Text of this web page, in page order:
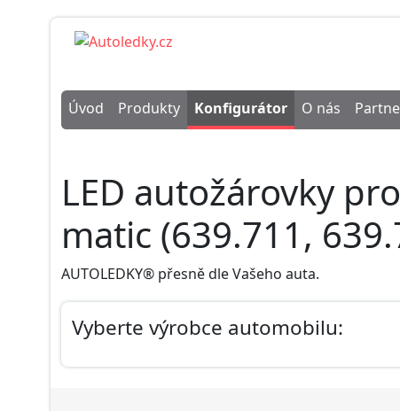
Úvod
Produkty Konfigurátor O nás
LED autožárovky
matic (639.711,
AUTOLEDKY® přesně dle Vašeho auta.
Vyberte výrobce automobilu: